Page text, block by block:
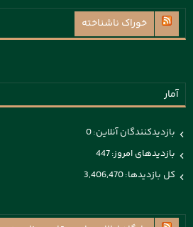
خوراک ناشناخته
آمار
بازدیدکنندگان آنلاین:0
بازدیدهای امروز:447
کل بازدیدها:3,406,470